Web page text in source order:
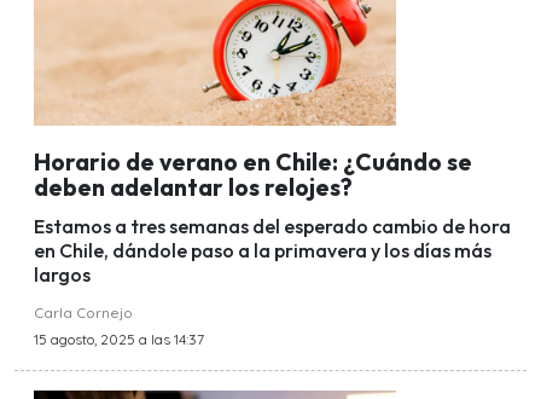
Horario de verano en Chile: ¿Cuándo se
deben adelantar los relojes?
Estamos a tres semanas del esperado cambio de hora
en Chile, dándole paso a la primavera y los días más
largos
Carla Cornejo
15 agosto, 2025 a las 14:37